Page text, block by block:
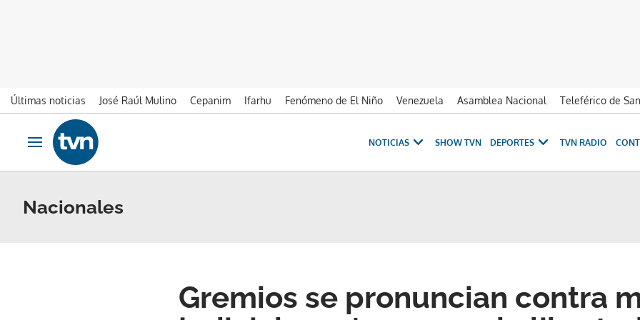
Últimas noticias José Raúl Mulino Cepanim Ifarhu Fenómeno de El Niño Venezuela Asamblea Nacional Teleférico de
Ir al contenido
Obrir navegació
NOTICIAS SHOW TVN DEPORTES TVN RADIO
Nacionales
Gremios se pronuncian contra